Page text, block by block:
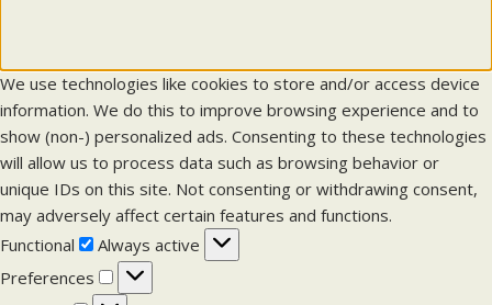
We use technologies like cookies to store and/or access device
information. We do this to improve browsing experience and to
show (non-) personalized ads. Consenting to these technologies
will allow us to process data such as browsing behavior or
unique IDs on this site. Not consenting or withdrawing consent,
may adversely affect certain features and functions.
Functional
F
u
n
Always active
Preferences
P
r